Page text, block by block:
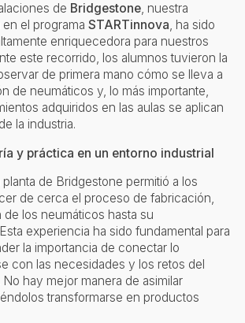
de Bridgestone, nuestra
en el programaSTARTinnova, ha sido
enriquecedora para nuestros
este recorrido, los alumnos tuvieron la
de primera mano cómo se lleva a
de neumáticos y, lo más importante,
adquiridos en las aulas se aplican
la industria.
y práctica en un entorno industrial
planta de Bridgestone permitió a los
de cerca el proceso de fabricación,
los neumáticos hasta su
experiencia ha sido fundamental para
la importancia de conectar lo
con las necesidades y los retos del
hay mejor manera de asimilar
transformarse en productos